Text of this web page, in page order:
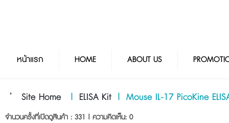
หน้าแรก HOME ABOUT US
Site Home | ELISA Kit | Mouse IL-17 PicoKine
จำนวนครั้งที่เปิดดูสินค้า : 331 | ความคิดเห็น: 0